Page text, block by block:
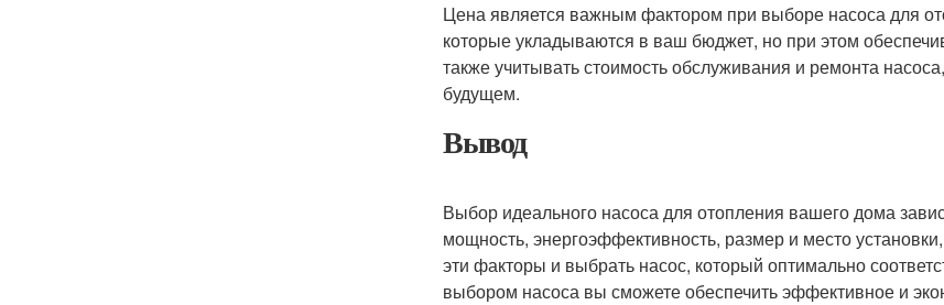
Цена является важным фактором при выборе насоса для
которые укладываются в ваш бюджет, но при этом
также учитывать стоимость обслуживания и ремонта
будущем.
Вывод
Выбор идеального насоса для отопления вашего дома
мощность, энергоэффективность, размер и место
эти факторы и выбрать насос, который оптимально
выбором насоса вы сможете обеспечить эффективное и